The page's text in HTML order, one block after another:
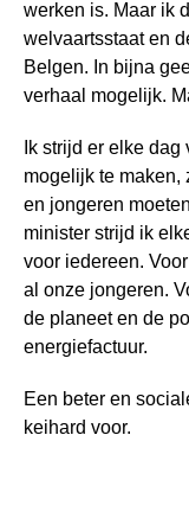
werken is. Maar ik
welvaartsstaat en
Belgen. In bijna
verhaal mogelijk.
Ik strijd er elke
mogelijk te maken,
en jongeren
minister strijd ik
voor iedereen.
al onze jongeren.
de planeet en de
energiefactuur.
Een beter en
keihard voor.